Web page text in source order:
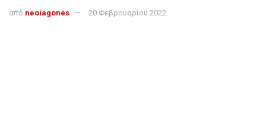
από neoiagones 20 Φεβρουαρίου 2022